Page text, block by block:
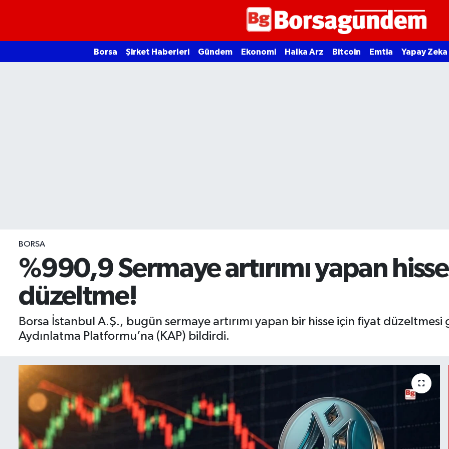
Borsa Şirket Haberleri Gündem Ekonomi Halka Arz Bitcoin Emtia Yapay Zeka
BORSA
%990,9 Sermaye artırımı yapan
düzeltme!
Borsa İstanbul A.Ş., bugün sermaye artırımı yapan bir hisse için fiyat
Aydınlatma Platformu’na (KAP) bildirdi.
Ekonomi
BIST 100 Isı Haritası
Coin Isı Haritası
Ekonomik Takvim
Kiripto Para Piyasası
Gizlilik Sözleşmesi
İletişim